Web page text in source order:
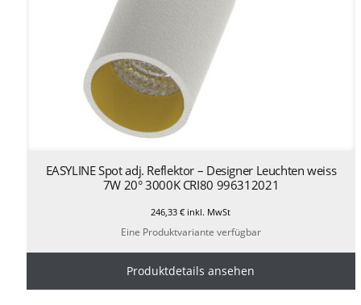
EASYLINE Spot adj. Reflektor – Designer Leuchten weiss
7W 20° 3000K CRI80 996312021
246,33€ inkl. MwSt
Eine Produktvariante verfügbar
Produktdetails ansehen